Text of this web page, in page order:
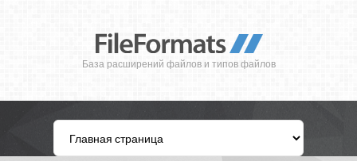
База расширений файлов и типов файлов